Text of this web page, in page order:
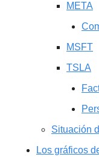
META
MSFT
TSLA
Situación
Los gráficos